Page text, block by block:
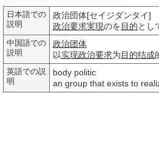
日本語での
説明
政治団体[セイジダンタイ]
政治要求実現のを目的とし
中国語での
説明
政治团体
以实现政治要求为目的结成
英語での説
明
body politic
an group that exists to